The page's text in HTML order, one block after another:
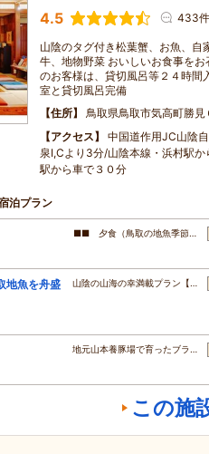
4.5 433件
山陰のタグ付き松葉蟹、お魚、自
牛、地物野菜 おいしいお食事を
のお客様は、貸切風呂等２４時間
室と貸切風呂完備
住所
鳥取県鳥取市気高町勝見
アクセス
中国道作用JC山陰
泉I,Cより3分/山陰本線・浜村駅
駅から車で３０分
泊プラン
■■ 夕食（鳥取の地魚季節…
地魚を舟盛
山陰の山海の幸満載プラン【…
地元山本養豚場で育ったブラ…
この施